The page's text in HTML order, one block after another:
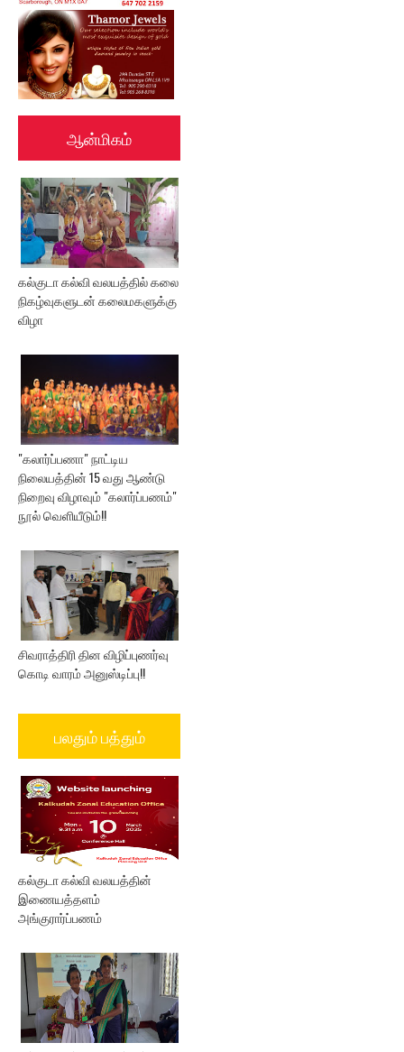
ஆன்மிகம்
கல்குடா கல்வி வலயத்தில் கலை
நிகழ்வுகளுடன் கலைமகளுக்கு
விழா
"கலார்ப்பணா" நாட்டிய
நிலையத்தின் 15 வது ஆண்டு
நிறைவு விழாவும் "கலார்ப்பணம்"
நூல் வெளியீடும்!!
சிவராத்திரி தின விழிப்புணர்வு
கொடி வாரம் அனுஸ்டிப்பு!!
பலதும் பத்தும்
கல்குடா கல்வி வலயத்தின்
இணையத்தளம்
அங்குரார்ப்பணம்